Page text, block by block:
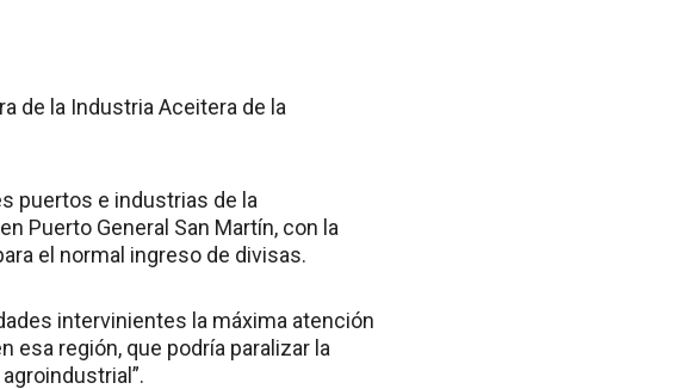
de la Industria Aceitera de la
puertos e industrias de la
Puerto General San Martín, con la
el normal ingreso de divisas.
intervinientes la máxima atención
esa región, que podría paralizar la